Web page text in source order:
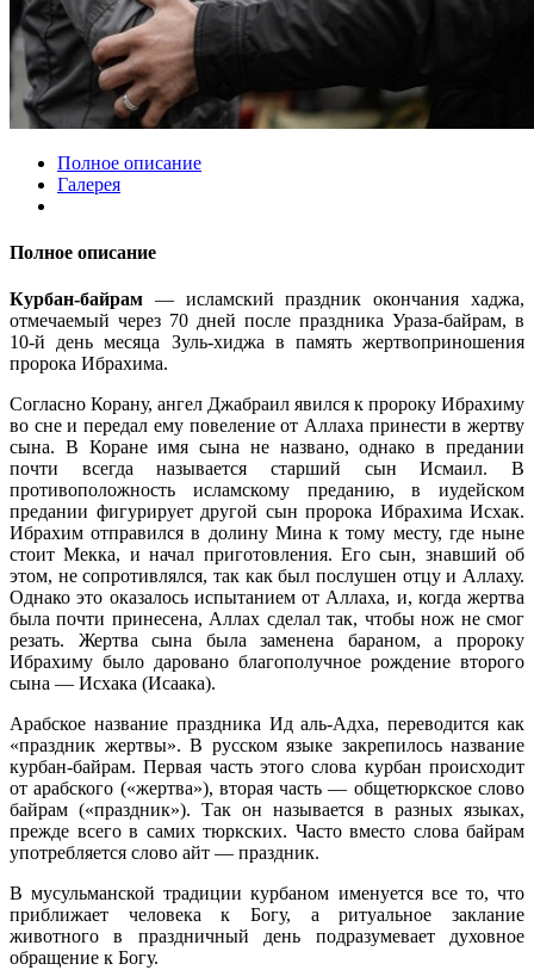
Полное описание
Галерея
Полное описание
Курбан-байрам — исламский праздник окончания хаджа,
отмечаемый через 70 дней после праздника Ураза-байрам, в
10-й день месяца Зуль-хиджа в память жертвоприношения
пророка Ибрахима.
Согласно Корану, ангел Джабраил явился к пророку Ибрахиму
во сне и передал ему повеление от Аллаха принести в жертву
сына. В Коране имя сына не названо, однако в предании
почти всегда называется старший сын Исмаил. В
противоположность исламскому преданию, в иудейском
предании фигурирует другой сын пророка Ибрахима Исхак.
Ибрахим отправился в долину Мина к тому месту, где ныне
стоит Мекка, и начал приготовления. Его сын, знавший об
этом, не сопротивлялся, так как был послушен отцу и Аллаху.
Однако это оказалось испытанием от Аллаха, и, когда жертва
была почти принесена, Аллах сделал так, чтобы нож не смог
резать. Жертва сына была заменена бараном, а пророку
Ибрахиму было даровано благополучное рождение второго
сына — Исхака (Исаака).
Арабское название праздника Ид аль-Адха, переводится как
«праздник жертвы». В русском языке закрепилось название
курбан-байрам. Первая часть этого слова курбан происходит
от арабского («жертва»), вторая часть — общетюркское слово
байрам («праздник»). Так он называется в разных языках,
прежде всего в самих тюркских. Часто вместо слова байрам
употребляется слово айт — праздник‎.
В мусульманской традиции курбаном именуется все то, что
приближает человека к Богу, а ритуальное заклание
животного в праздничный день подразумевает духовное
обращение к Богу.